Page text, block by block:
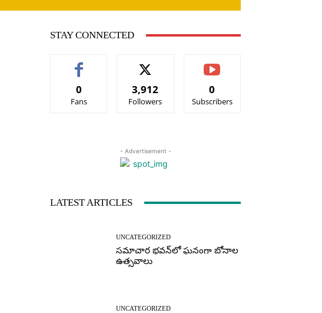
STAY CONNECTED
0
Fans
3,912
Followers
0
Subscribers
- Advertisement -
LATEST ARTICLES
UNCATEGORIZED
సమాచార భవన్‌లో ఘనంగా బోనాల
ఉత్సవాలు
UNCATEGORIZED